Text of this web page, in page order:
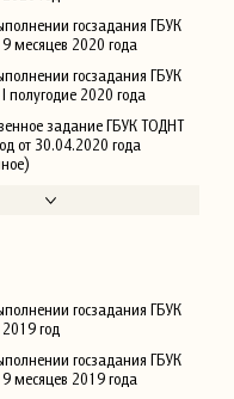
госзадания ГБУК
месяцев 2020 года
госзадания ГБУК
полугодие 2020 года
задание ГБУК ТОДНТ
от 30.04.2020 года
госзадания ГБУК
год
госзадания ГБУК
месяцев 2019 года